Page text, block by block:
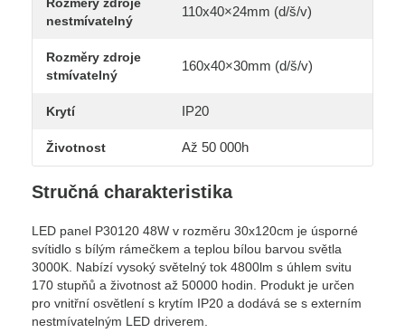
nestmívatelný
110x40×24mm (d/š/v)
Rozměry zdroje
stmívatelný
160x40×30mm (d/š/v)
Krytí IP20
Životnost Až 50 000h
Stručná charakteristika
LED panel P30120 48W v rozměru 30x120cm je úsporné
svítidlo s bílým rámečkem a teplou bílou barvou světla
3000K. Nabízí vysoký světelný tok 4800lm s úhlem svitu
170 stupňů a životnost až 50000 hodin. Produkt je určen
pro vnitřní osvětlení s krytím IP20 a dodává se s externím
nestmívatelným LED driverem.